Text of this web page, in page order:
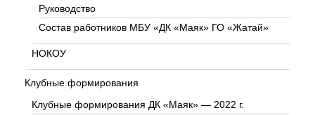
Руководство
Состав работников МБУ «ДК «Маяк» ГО «Жатай»
НОКОУ
Клубные формирования
Клубные формирования ДК «Маяк» — 2022 г.